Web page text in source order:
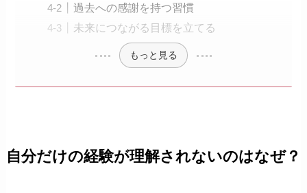
過去への感謝を持つ習慣
未来につながる目標を立てる
もっと見る
自分だけの経験が理解されないのはなぜ？